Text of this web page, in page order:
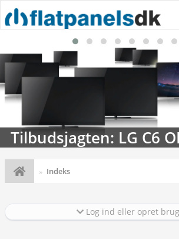
Tilbudsjagten: LG C6
Indeks
Log ind eller opret